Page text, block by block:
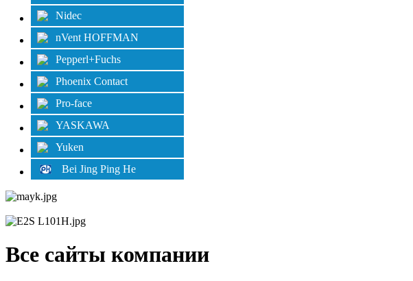
Nidec
nVent HOFFMAN
Pepperl+Fuchs
Phoenix Contact
Pro-face
YASKAWA
Yuken
Bei Jing Ping He
Все сайты компании